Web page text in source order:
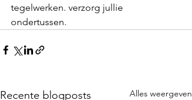
tegelwerken. verzorg jullie
ondertussen.
Recente blogposts Alles weergeven